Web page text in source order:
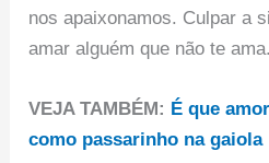
nos apaixonamos. Culpar a
amar alguém que não te ama.
VEJA TAMBÉM: É que
como passarinho na gaiola